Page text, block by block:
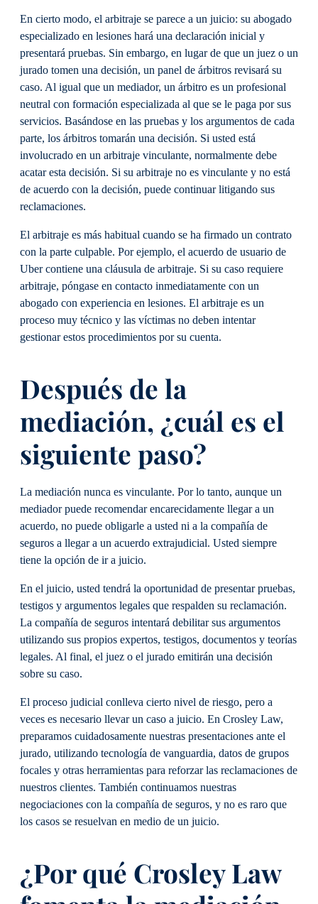
En cierto modo, el arbitraje se parece a un juicio: su abogado
especializado en lesiones hará una declaración inicial y
presentará pruebas. Sin embargo, en lugar de que un juez o un
jurado tomen una decisión, un panel de árbitros revisará su
caso. Al igual que un mediador, un árbitro es un profesional
neutral con formación especializada al que se le paga por sus
servicios. Basándose en las pruebas y los argumentos de cada
parte, los árbitros tomarán una decisión. Si usted está
involucrado en un arbitraje vinculante, normalmente debe
acatar esta decisión. Si su arbitraje no es vinculante y no está
de acuerdo con la decisión, puede continuar litigando sus
reclamaciones.
El arbitraje es más habitual cuando se ha firmado un contrato
con la parte culpable. Por ejemplo, el acuerdo de usuario de
Uber contiene una cláusula de arbitraje. Si su caso requiere
arbitraje, póngase en contacto inmediatamente con un
abogado con experiencia en lesiones. El arbitraje es un
proceso muy técnico y las víctimas no deben intentar
gestionar estos procedimientos por su cuenta.
Después de la
mediación, ¿cuál es el
siguiente paso?
La mediación nunca es vinculante. Por lo tanto, aunque un
mediador puede recomendar encarecidamente llegar a un
acuerdo, no puede obligarle a usted ni a la compañía de
seguros a llegar a un acuerdo extrajudicial. Usted siempre
tiene la opción de ir a juicio.
En el juicio, usted tendrá la oportunidad de presentar pruebas,
testigos y argumentos legales que respalden su reclamación.
La compañía de seguros intentará debilitar sus argumentos
utilizando sus propios expertos, testigos, documentos y teorías
legales. Al final, el juez o el jurado emitirán una decisión
sobre su caso.
El proceso judicial conlleva cierto nivel de riesgo, pero a
veces es necesario llevar un caso a juicio. En Crosley Law,
preparamos cuidadosamente nuestras presentaciones ante el
jurado, utilizando tecnología de vanguardia, datos de grupos
focales y otras herramientas para reforzar las reclamaciones de
nuestros clientes. También continuamos nuestras
negociaciones con la compañía de seguros, y no es raro que
los casos se resuelvan en medio de un juicio.
¿Por qué Crosley Law